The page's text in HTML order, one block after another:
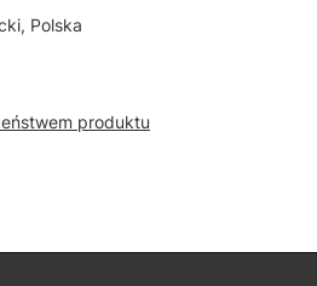
Polska
produktu